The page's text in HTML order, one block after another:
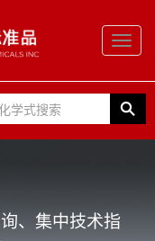
、集中技术指